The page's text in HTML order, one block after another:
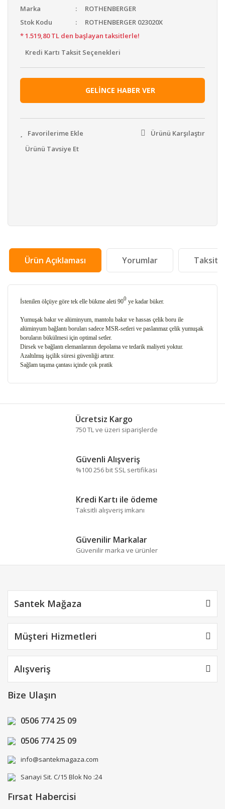
Marka
ROTHENBERGER
Stok Kodu
ROTHENBERGER 023020X
* 1.519,80 TL den başlayan taksitlerle!
Kredi Kartı Taksit Seçenekleri
GELİNCE HABER VER
Ürünü Karşılaştır
Ürünü Tavsiye Et
Ürün Açıklaması Yorumlar Taksit
İstenilen ölçüye göre tek elle bükme aleti 900 ye kadar büker.
Yumuşak bakır ve alüminyum, mantolu bakır ve hassas çelik boru ile
alüminyum bağlantı boruları sadece MSR-setleri ve paslanmaz çelik yumuşak
boruların bükülmesi için optimal setler.
Dirsek ve bağlantı elemanlarının depolama ve tedarik maliyeti yoktur.
Azaltılmış işçilik süresi güvenliği artırır.
Sağlam taşıma çantası içinde çok pratik
Bu ürüne ilk yorumu siz yapın!
formunu kullanarak tarafımıza iletebilirsiniz.
Görüş ve önerileriniz için teşekkür ederiz.
Ürün açıklamasında eksik bilgiler bulunuyor.
Ürün fiyatı diğer sitelerden daha pahalı.
Bu ürüne benzer farklı alternatifler olmalı.
Ücretsiz Kargo
750 TL ve üzeri siparişlerde
Güvenli Alışveriş
%100 256 bit SSL sertifikası
Kredi Kartı ile ödeme
Taksitli alışveriş imkanı
Güvenilir Markalar
Güvenilir marka ve ürünler
Santek Mağaza
Müşteri Hizmetleri
Alışveriş
Bize Ulaşın
0506 774 25 09
0506 774 25 09
info@santekmagaza.com
Sanayi Sit. C/15 Blok No :24
Fırsat Habercisi